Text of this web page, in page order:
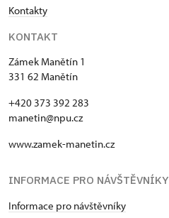
Kontakty
KONTAKT
Zámek Manětín 1
331 62 Manětín
+420 373 392 283
manetin@npu.cz
www.zamek-manetin.cz
INFORMACE PRO NÁVŠTĚVNÍKY
Informace pro návštěvníky